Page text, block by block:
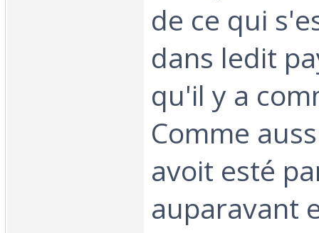
de ce qui
dans ledit
qu'il y a
Comme
avoit esté
auparavant